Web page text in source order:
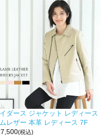
ダース ジャケット レディース
レザー 本革 レディース 7F
(税込)